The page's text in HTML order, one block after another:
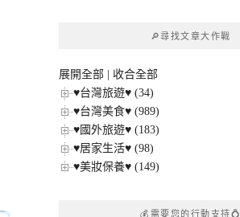
🔎尋找文章大作戰
展開全部
收合全部
♥台灣旅遊♥ (34)
♥台灣美食♥ (989)
♥國外旅遊♥ (183)
♥居家生活♥ (98)
♥美妝保養♥ (149)
💰需要您的行動支持💍